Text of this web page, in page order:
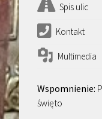
Spis ulic
Kontakt
Multimedia
święto